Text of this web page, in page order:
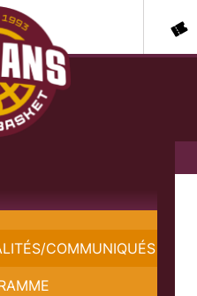
COMMUNIQUÉS